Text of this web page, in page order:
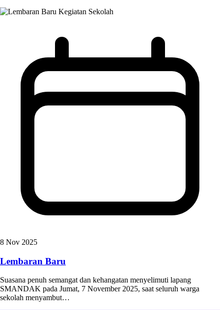
Kegiatan Sekolah
8 Nov 2025
Lembaran Baru
Suasana penuh semangat dan kehangatan menyelimuti lapang
SMANDAK pada Jumat, 7 November 2025, saat seluruh warga
sekolah menyambut…